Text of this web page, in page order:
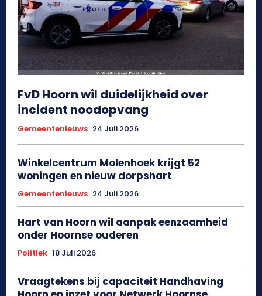
FvD Hoorn wil duidelijkheid over
incident noodopvang
Gemeentenieuws 24 Juli 2026
Winkelcentrum Molenhoek krijgt 52
woningen en nieuw dorpshart
Gemeentenieuws 24 Juli 2026
Hart van Hoorn wil aanpak eenzaamheid
onder Hoornse ouderen
Politiek 18 Juli 2026
Vraagtekens bij capaciteit Handhaving